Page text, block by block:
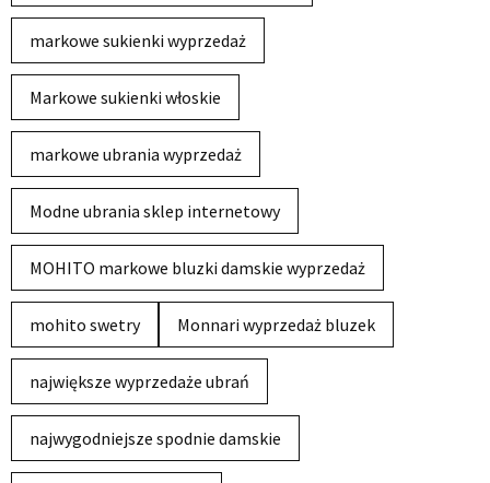
markowe sukienki wyprzedaż
Markowe sukienki włoskie
markowe ubrania wyprzedaż
Modne ubrania sklep internetowy
MOHITO markowe bluzki damskie wyprzedaż
mohito swetry Monnari wyprzedaż bluzek
największe wyprzedaże ubrań
najwygodniejsze spodnie damskie